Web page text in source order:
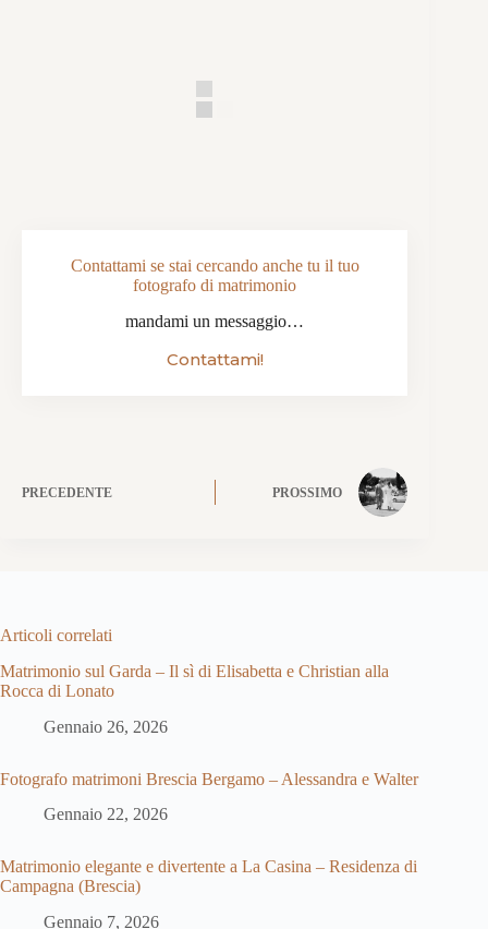
Contattami se stai cercando anche tu il tuo
fotografo di matrimonio
mandami un messaggio…
Contattami!
PRECEDENTE PROSSIMO
Articoli correlati
Matrimonio sul Garda – Il sì di Elisabetta e Christian alla
Rocca di Lonato
Gennaio 26, 2026
Fotografo matrimoni Brescia Bergamo – Alessandra e Walter
Gennaio 22, 2026
Matrimonio elegante e divertente a La Casina – Residenza di
Campagna (Brescia)
Gennaio 7, 2026